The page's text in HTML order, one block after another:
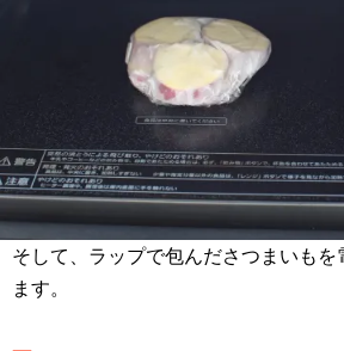
そして、ラップで包んださつまいもを
ます。